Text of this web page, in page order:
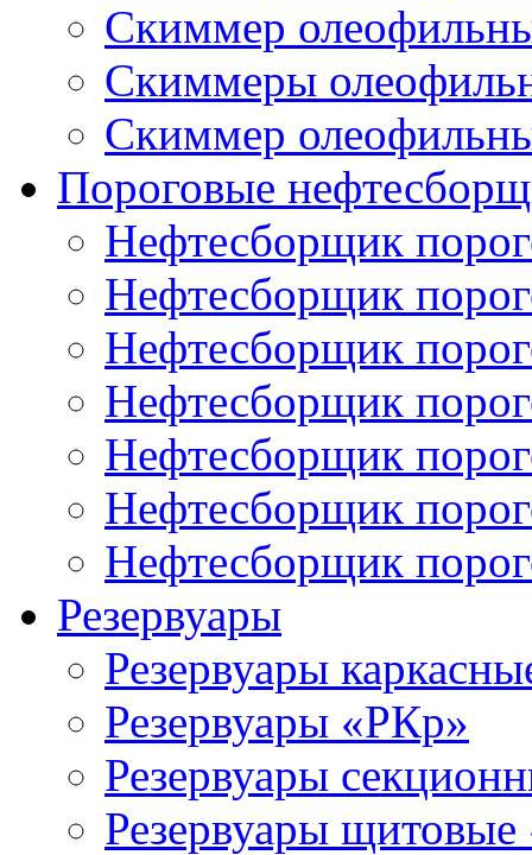
Скиммер
Скиммеры
Скиммер
Пороговые
Нефтесборщик
Нефтесборщик
Нефтесборщик
Нефтесборщик
Нефтесборщик
Нефтесборщик
Нефтесборщик
Резервуары
Резервуары
Резервуары «РКр»
Резервуары
Резервуары